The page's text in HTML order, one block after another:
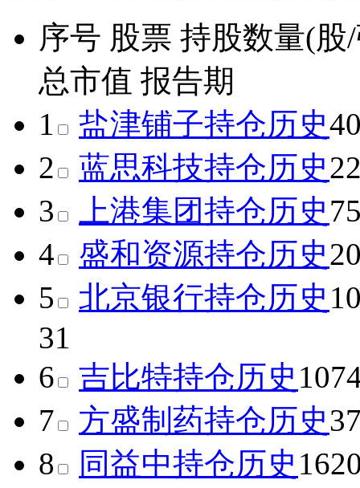
序号 股票 持股数量(
总市值 报告期
1
盐津铺子持仓历史
2
蓝思科技持仓历史
3
上港集团持仓历史
4
盛和资源持仓历史
5
北京银行持仓历史
31
6
吉比特持仓历史
7
方盛制药持仓历史
8
同益中持仓历史